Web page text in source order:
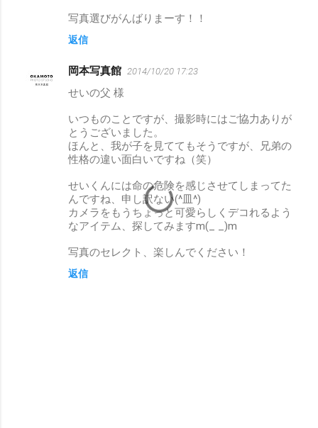
写真選びがんばりまーす！！
返信
岡本写真館 2014/10/20 17:23
せいの父 様
いつものことですが、撮影時にはご協力ありが
とうございました。
ほんと、我が子を見ててもそうですが、兄弟の
性格の違い面白いですね（笑）
せいくんには命の危険を感じさせてしまってた
んですね、申し訳ない(^皿^)
カメラをもうちょっと可愛らしくデコれるよう
なアイテム、探してみますm(_ _)m
写真のセレクト、楽しんでください！
返信